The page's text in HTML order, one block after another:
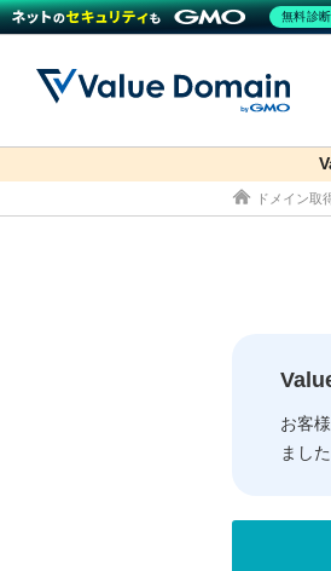
ドメイン
レンタルサーバ
セキュリティ
サービス ドメイン取
お客
まし
無料診断